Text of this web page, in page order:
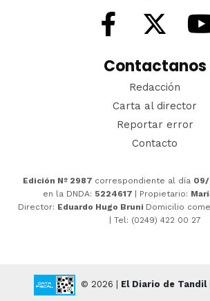
Contactanos
Redacción
Carta al director
Reportar error
Contacto
Edición Nº 2987 correspondiente al día
en la DNDA: 5224617 | Propietario:
Director: Eduardo Hugo Bruni Domicilio
| Tel: (0249) 422 00 27
© 2026 | El Diario de Tandil